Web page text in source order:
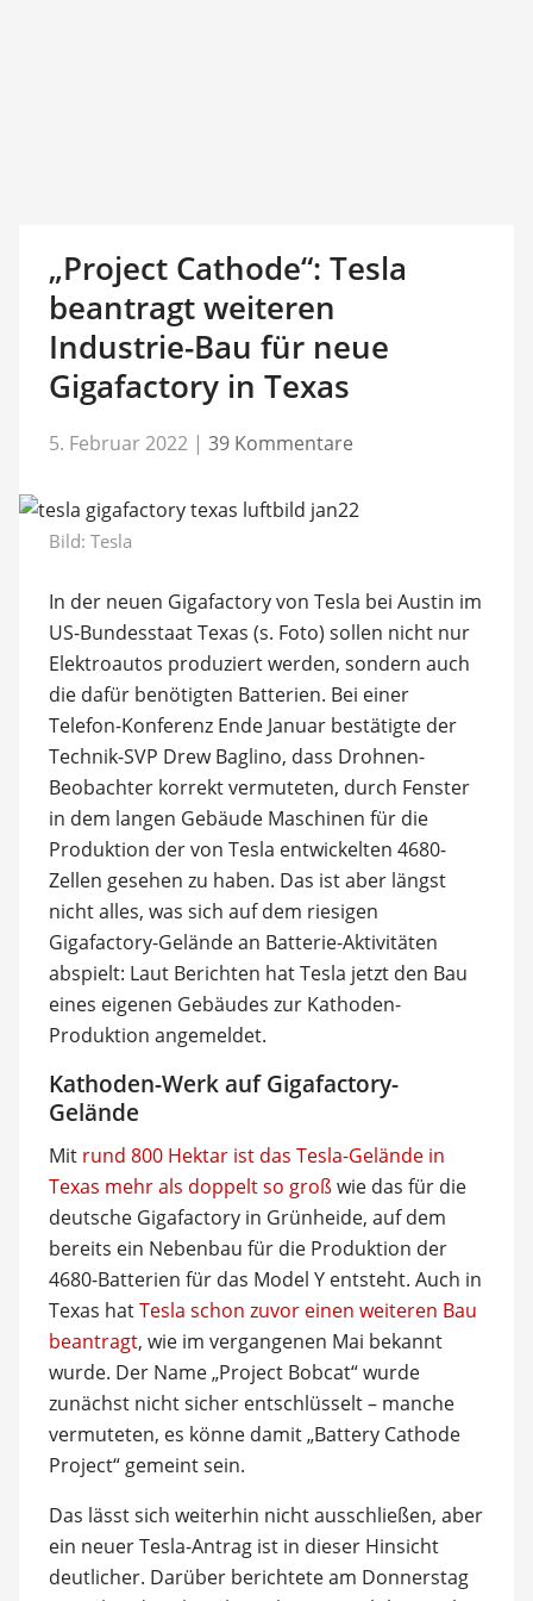
„Project Cathode“: Tesla
beantragt weiteren
Industrie-Bau für neue
Gigafactory in Texas
5. Februar 2022 | 39 Kommentare
Bild: Tesla
In der neuen Gigafactory von Tesla bei Austin im
US-Bundesstaat Texas (s. Foto) sollen nicht nur
Elektroautos produziert werden, sondern auch
die dafür benötigten Batterien. Bei einer
Telefon-Konferenz Ende Januar bestätigte der
Technik-SVP Drew Baglino, dass Drohnen-
Beobachter korrekt vermuteten, durch Fenster
in dem langen Gebäude Maschinen für die
Produktion der von Tesla entwickelten 4680-
Zellen gesehen zu haben. Das ist aber längst
nicht alles, was sich auf dem riesigen
Gigafactory-Gelände an Batterie-Aktivitäten
abspielt: Laut Berichten hat Tesla jetzt den Bau
eines eigenen Gebäudes zur Kathoden-
Produktion angemeldet.
Kathoden-Werk auf Gigafactory-
Gelände
Mit rund 800 Hektar ist das Tesla-Gelände in
Texas mehr als doppelt so großwie das für die
deutsche Gigafactory in Grünheide, auf dem
bereits ein Nebenbau für die Produktion der
4680-Batterien für das Model Y entsteht. Auch in
Texas hatTesla schon zuvor einen weiteren Bau
beantragt, wie im vergangenen Mai bekannt
wurde. Der Name „Project Bobcat“ wurde
zunächst nicht sicher entschlüsselt – manche
vermuteten, es könne damit „Battery Cathode
Project“ gemeint sein.
Das lässt sich weiterhin nicht ausschließen, aber
ein neuer Tesla-Antrag ist in dieser Hinsicht
deutlicher. Darüber berichtete am Donnerstag